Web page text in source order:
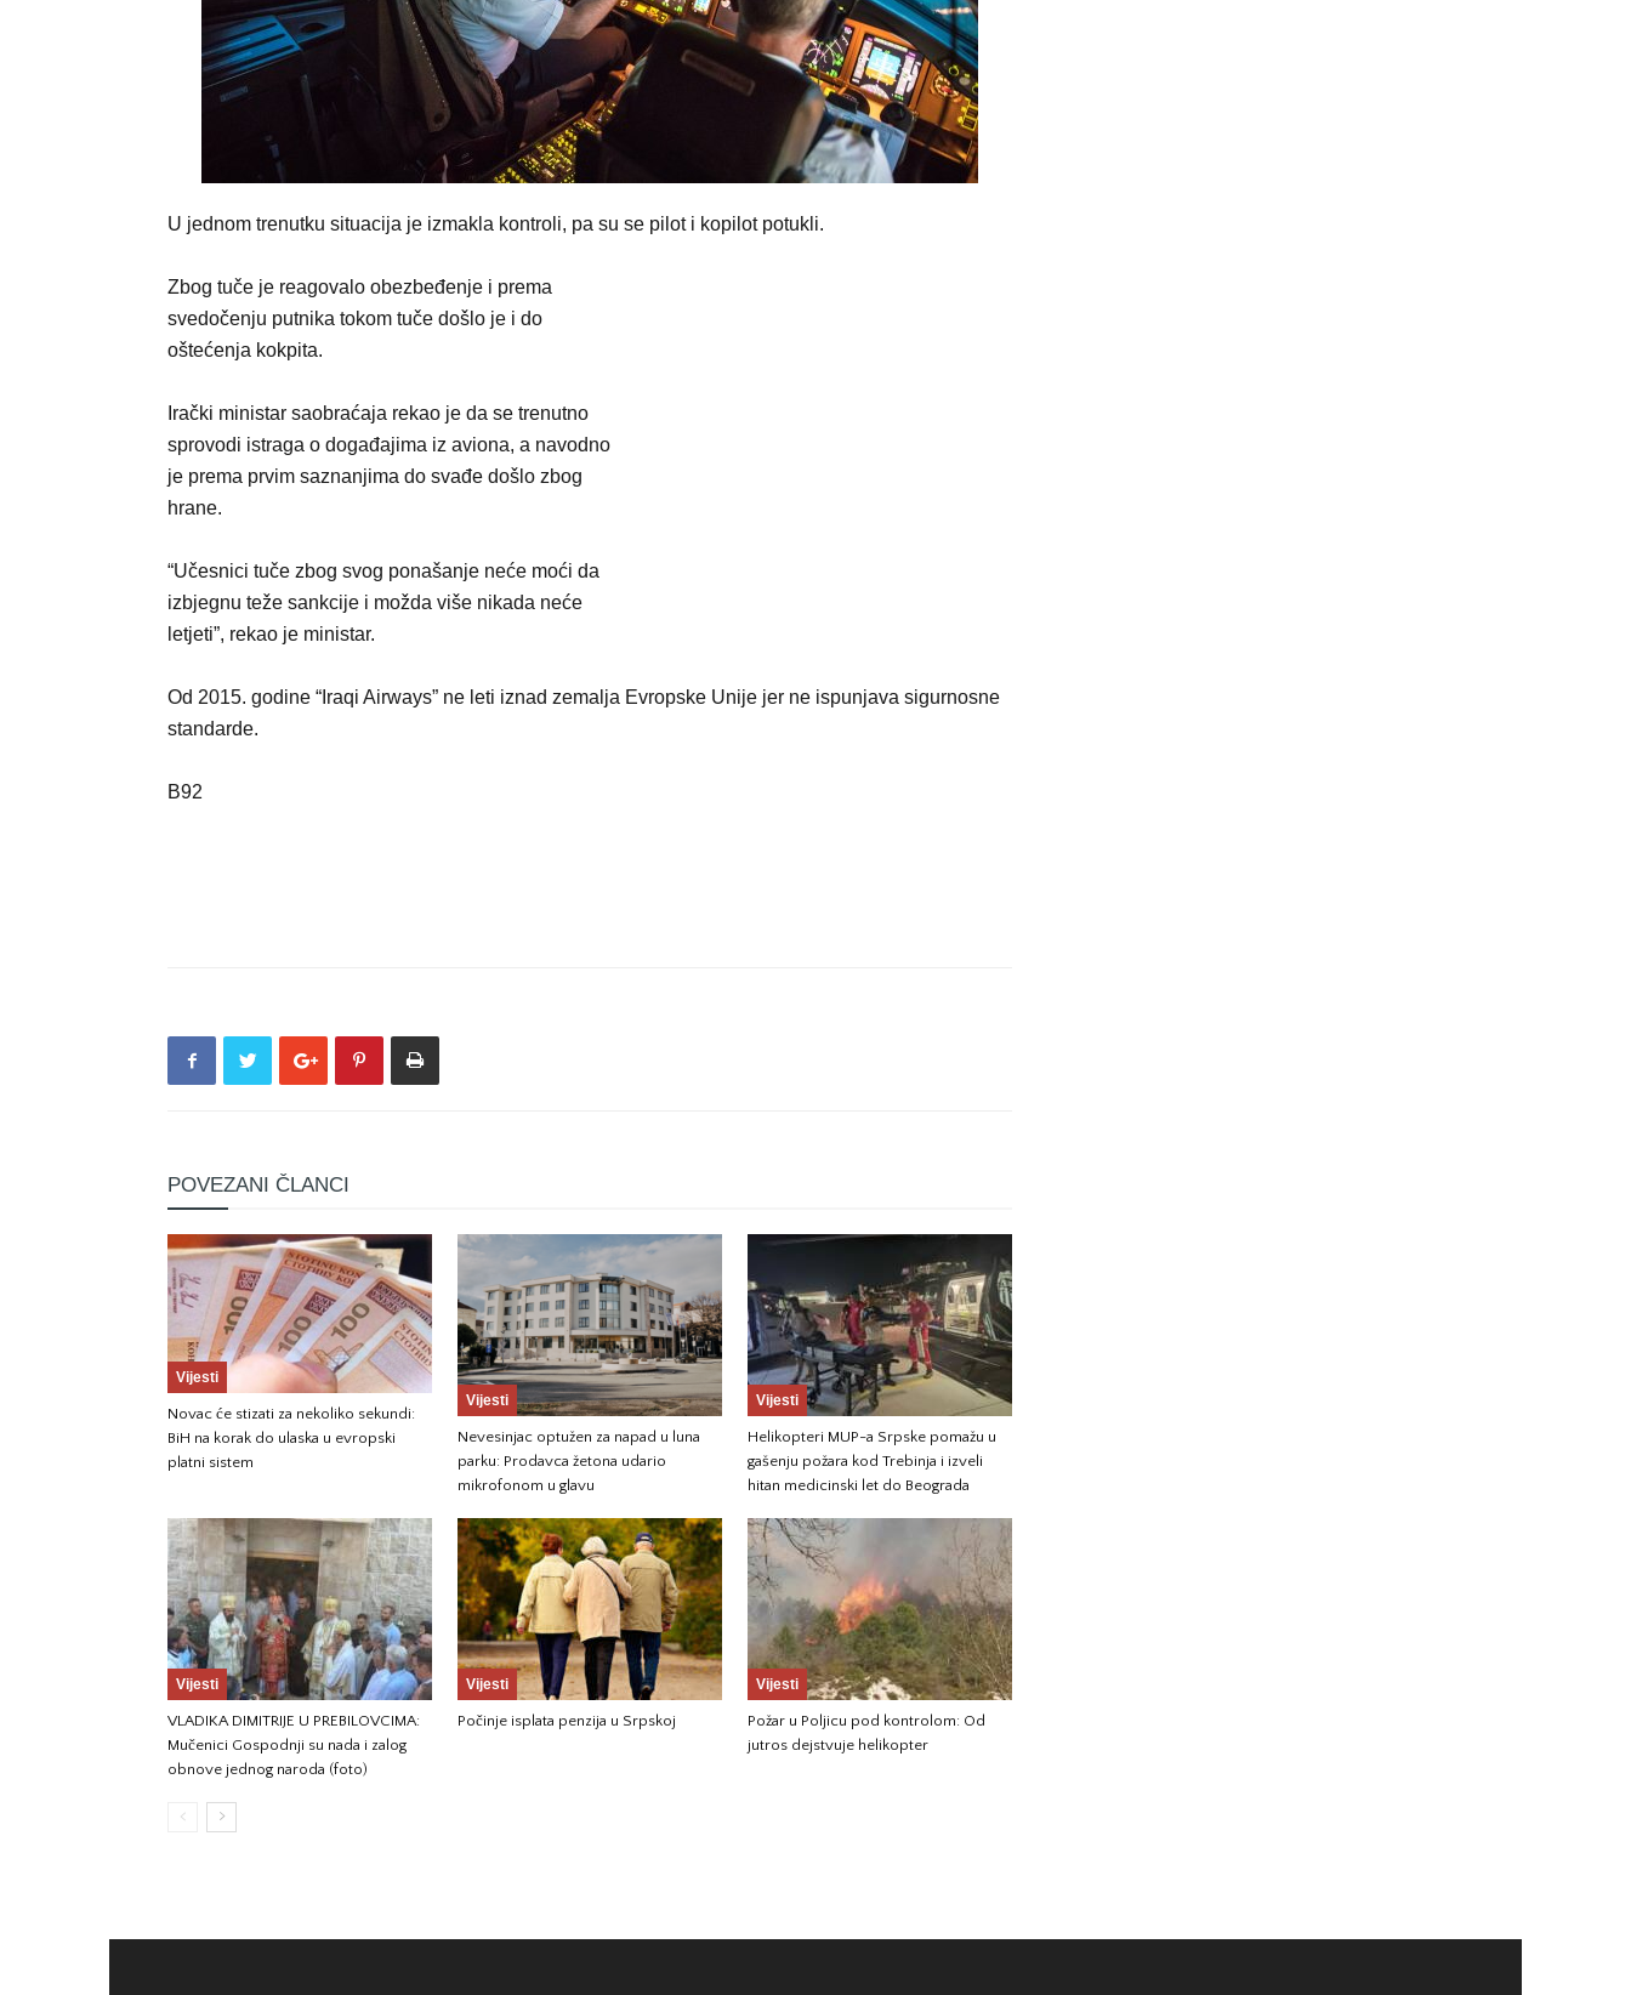
U jednom trenutku situacija je izmakla kontroli, pa su se pilot i kopilot potukli.
Zbog tuče je reagovalo obezbeđenje i prema
svedočenju putnika tokom tuče došlo je i do
oštećenja kokpita.
Irački ministar saobraćaja rekao je da se trenutno
sprovodi istraga o događajima iz aviona, a navodno
je prema prvim saznanjima do svađe došlo zbog
hrane.
“Učesnici tuče zbog svog ponašanje neće moći da
izbjegnu teže sankcije i možda više nikada neće
letjeti”, rekao je ministar.
Od 2015. godine “Iraqi Airways” ne leti iznad zemalja Evropske Unije jer ne ispunjava sigurnosne
standarde.
B92
POVEZANI ČLANCI
Vijesti
Novac će stizati za nekoliko sekundi:
BiH na korak do ulaska u evropski
platni sistem
Vijesti
Nevesinjac optužen za napad u luna
parku: Prodavca žetona udario
mikrofonom u glavu
Vijesti
Helikopteri MUP-a Srpske pomažu u
gašenju požara kod Trebinja i izveli
hitan medicinski let do Beograda
Vijesti
VLADIKA DIMITRIJE U PREBILOVCIMA:
Mučenici Gospodnji su nada i zalog
obnove jednog naroda (foto)
Vijesti
Počinje isplata penzija u Srpskoj
Vijesti
Požar u Poljicu pod kontrolom: Od
jutros dejstvuje helikopter